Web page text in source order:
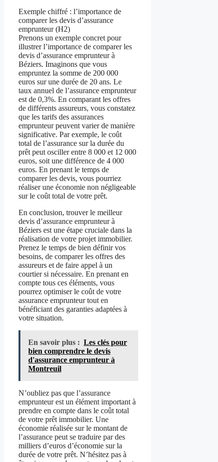
Exemple chiffré : l’importance de
comparer les devis d’assurance
emprunteur (H2)
Prenons un exemple concret pour
illustrer l’importance de comparer les
devis d’assurance emprunteur à
Béziers. Imaginons que vous
empruntez la somme de 200 000
euros sur une durée de 20 ans. Le
taux annuel de l’assurance emprunteur
est de 0,3%. En comparant les offres
de différents assureurs, vous constatez
que les tarifs des assurances
emprunteur peuvent varier de manière
significative. Par exemple, le coût
total de l’assurance sur la durée du
prêt peut osciller entre 8 000 et 12 000
euros, soit une différence de 4 000
euros. En prenant le temps de
comparer les devis, vous pourriez
réaliser une économie non négligeable
sur le coût total de votre prêt.
En conclusion, trouver le meilleur
devis d’assurance emprunteur à
Béziers est une étape cruciale dans la
réalisation de votre projet immobilier.
Prenez le temps de bien définir vos
besoins, de comparer les offres des
assureurs et de faire appel à un
courtier si nécessaire. En prenant en
compte tous ces éléments, vous
pourrez optimiser le coût de votre
assurance emprunteur tout en
bénéficiant des garanties adaptées à
votre situation.
En savoir plus : Les clés pour
bien comprendre le devis
d'assurance emprunteur à
Montreuil
N’oubliez pas que l’assurance
emprunteur est un élément important à
prendre en compte dans le coût total
de votre prêt immobilier. Une
économie réalisée sur le montant de
l’assurance peut se traduire par des
milliers d’euros d’économie sur la
durée de votre prêt. N’hésitez pas à